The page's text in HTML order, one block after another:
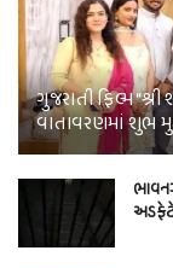
ગુજરાતી ફિલ્મ
વાતાવરણમાં શુભ